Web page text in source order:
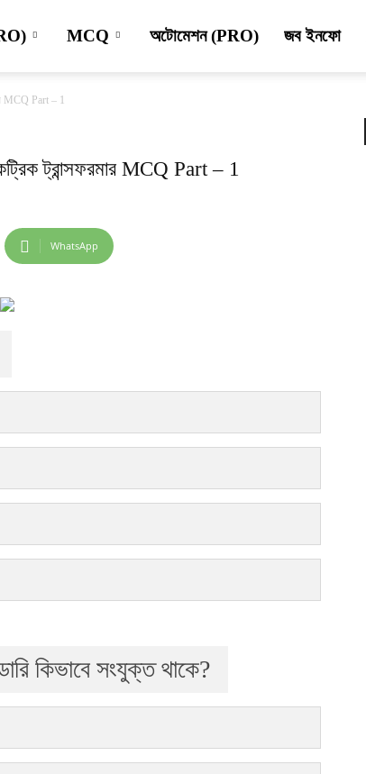
MCQ অটোমেশন (PRO) জব ইনফো
MCQ Part – 1
ট্রান্সফরমার MCQ Part – 1
WhatsApp
কিভাবে সংযুক্ত থাকে?